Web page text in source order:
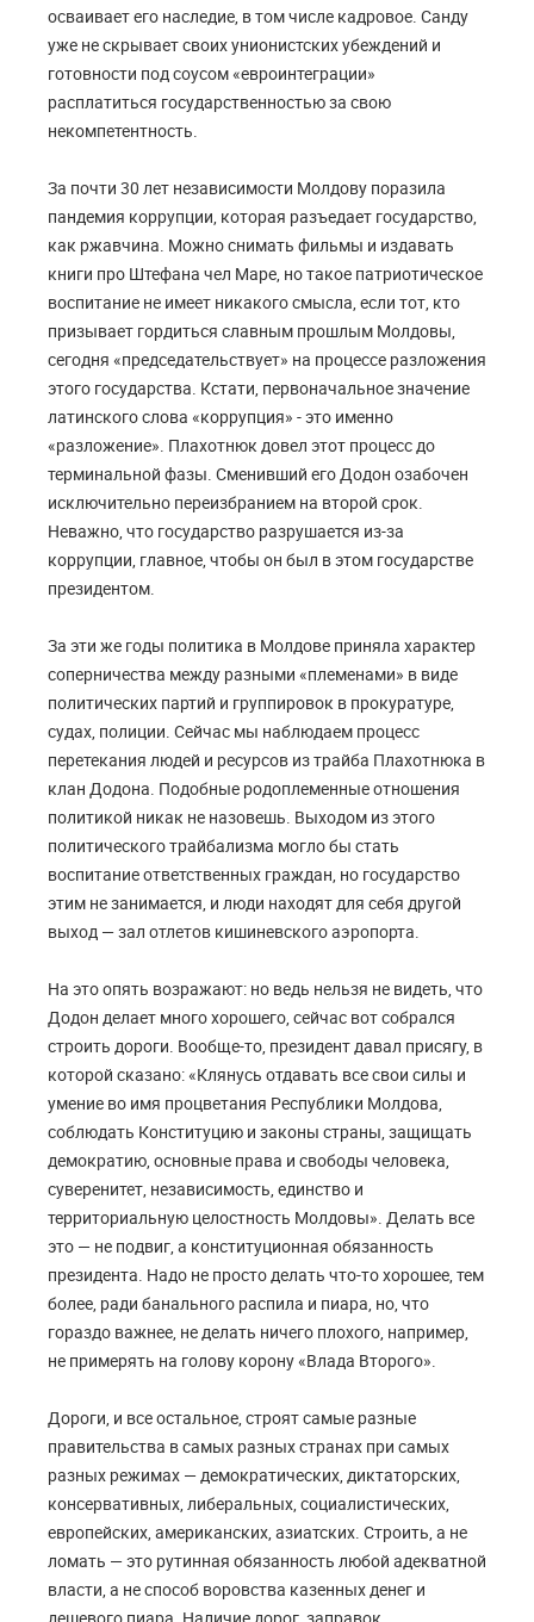
осваивает его наследие, в том числе кадровое. Санду
уже не скрывает своих унионистских убеждений и
готовности под соусом «евроинтеграции»
расплатиться государственностью за свою
некомпетентность.
За почти 30 лет независимости Молдову поразила
пандемия коррупции, которая разъедает государство,
как ржавчина. Можно снимать фильмы и издавать
книги про Штефана чел Маре, но такое патриотическое
воспитание не имеет никакого смысла, если тот, кто
призывает гордиться славным прошлым Молдовы,
сегодня «председательствует» на процессе разложения
этого государства. Кстати, первоначальное значение
латинского слова «коррупция» - это именно
«разложение». Плахотнюк довел этот процесс до
терминальной фазы. Сменивший его Додон озабочен
исключительно переизбранием на второй срок.
Неважно, что государство разрушается из-за
коррупции, главное, чтобы он был в этом государстве
президентом.
За эти же годы политика в Молдове приняла характер
соперничества между разными «племенами» в виде
политических партий и группировок в прокуратуре,
судах, полиции. Сейчас мы наблюдаем процесс
перетекания людей и ресурсов из трайба Плахотнюка в
клан Додона. Подобные родоплеменные отношения
политикой никак не назовешь. Выходом из этого
политического трайбализма могло бы стать
воспитание ответственных граждан, но государство
этим не занимается, и люди находят для себя другой
выход — зал отлетов кишиневского аэропорта.
На это опять возражают: но ведь нельзя не видеть, что
Додон делает много хорошего, сейчас вот собрался
строить дороги. Вообще-то, президент давал присягу, в
которой сказано: «Клянусь отдавать все свои силы и
умение во имя процветания Республики Молдова,
соблюдать Конституцию и законы страны, защищать
демократию, основные права и свободы человека,
суверенитет, независимость, единство и
территориальную целостность Молдовы». Делать все
это — не подвиг, а конституционная обязанность
президента. Надо не просто делать что-то хорошее, тем
более, ради банального распила и пиара, но, что
гораздо важнее, не делать ничего плохого, например,
не примерять на голову корону «Влада Второго».
Дороги, и все остальное, строят самые разные
правительства в самых разных странах при самых
разных режимах — демократических, диктаторских,
консервативных, либеральных, социалистических,
европейских, американских, азиатских. Строить, а не
ломать — это рутинная обязанность любой адекватной
власти, а не способ воровства казенных денег и